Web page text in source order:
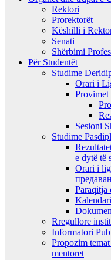
Rektori
Prorektorët
Këshilli i
Senati
Shërbimi
Për Studentët
Studime
Orari i
Provimet
Sesioni
Studime
e dytë të
Orari i
Paraqitja
Rregullore
Informatori
Propozim
mentoret